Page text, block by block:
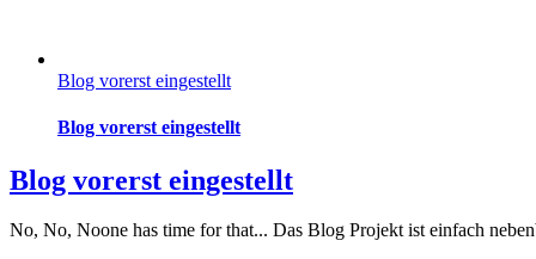
Blog vorerst eingestellt
Blog vorerst eingestellt
Blog vorerst eingestellt
No, No, Noone has time for that... Das Blog Projekt ist einfach